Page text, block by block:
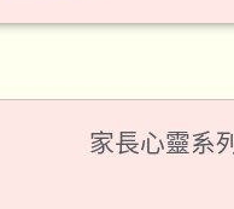
家長心靈系列